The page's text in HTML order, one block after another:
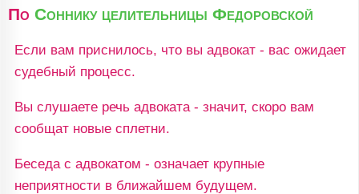
По Соннику целительницы Федоровской
Если вам приснилось, что вы адвокат - вас ожидает
судебный процесс.
Вы слушаете речь адвоката - значит, скоро вам
сообщат новые сплетни.
Беседа с адвокатом - означает крупные
неприятности в ближайшем будущем.